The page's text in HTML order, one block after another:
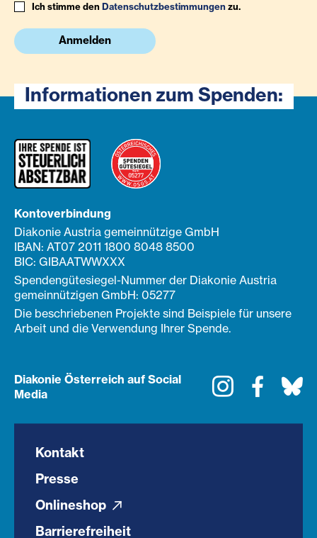
Ich stimme denDatenschutzbestimmungenzu.
Anmelden
Informationen zum Spenden:
Kontoverbindung
Diakonie Austria gemeinnützige GmbH
IBAN: AT07 2011 1800 8048 8500
BIC: GIBAATWWXXX
Spendengütesiegel-Nummer der Diakonie Austria
gemeinnützigen GmbH: 05277
Die beschriebenen Projekte sind Beispiele für unsere
Arbeit und die Verwendung Ihrer Spende.
Diakonie Österreich auf Social
Media
Instagram
Kontakt
Presse
Onlineshop
Barrierefreiheit